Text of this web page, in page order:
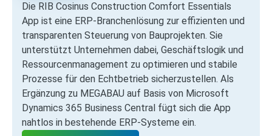
Die RIB Cosinus Construction Comfort Essentials
App ist eine ERP‑Branchenlösung zur effizienten und
transparenten Steuerung von Bauprojekten. Sie
unterstützt Unternehmen dabei, Geschäftslogik und
Ressourcenmanagement zu optimieren und stabile
Prozesse für den Echtbetrieb sicherzustellen. Als
Ergänzung zu MEGABAU auf Basis von Microsoft
Dynamics 365 Business Central fügt sich die App
nahtlos in bestehende ERP‑Systeme ein.